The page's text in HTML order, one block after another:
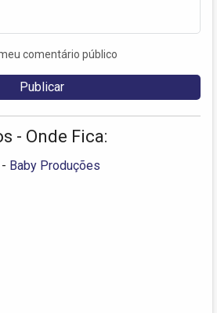
comentário público
- Onde Fica:
- Baby Produções